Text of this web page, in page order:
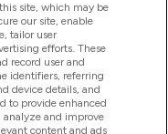
site, which may be
our site, enable
tailor user
efforts. These
record user and
identifiers, referring
device details, and
to provide enhanced
analyze and improve
content and ads